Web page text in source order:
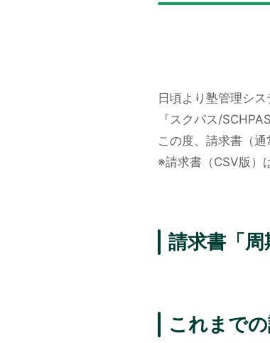
日頃より塾管理シ
『スクパス/
この度、請求書（
※請求書（CSV版）
請求書「
これまで